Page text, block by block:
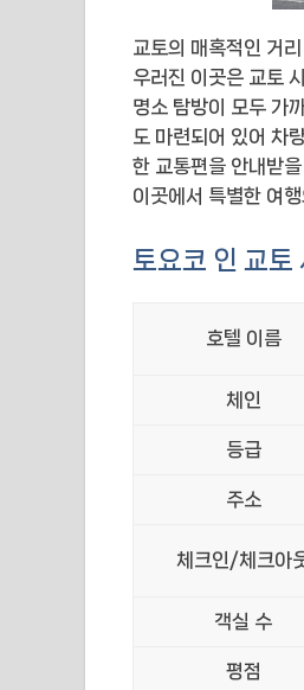
교토의 매혹적인 거
우러진 이곳은 교토
명소 탐방이 모두 가
도 마련되어 있어 차
한 교통편을 안내받
이곳에서 특별한 여
토요코 인 교토
호텔 이름
체인
등급
주소
체크인/체크아
객실 수
평점